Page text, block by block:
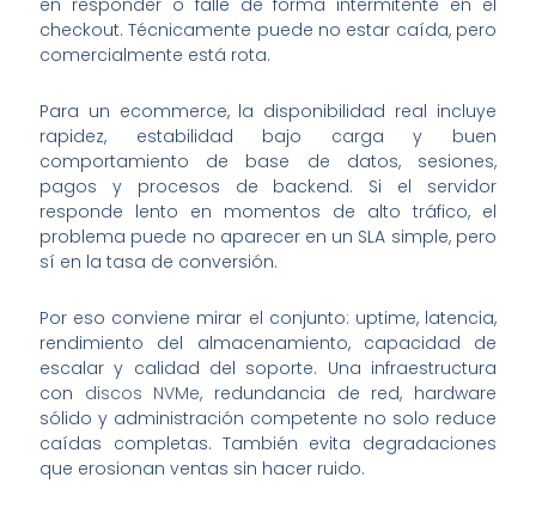
checkout. Técnicamente puede no estar caída, pero
comercialmente está rota.
Para un ecommerce, la disponibilidad real incluye
rapidez, estabilidad bajo carga y buen
comportamiento de base de datos, sesiones,
pagos y procesos de backend. Si el servidor
responde lento en momentos de alto tráfico, el
problema puede no aparecer en un SLA simple, pero
sí en la tasa de conversión.
Por eso conviene mirar el conjunto: uptime, latencia,
rendimiento del almacenamiento, capacidad de
escalar y calidad del soporte. Una infraestructura
con discos NVMe, redundancia de red, hardware
sólido y administración competente no solo reduce
caídas completas. También evita degradaciones
que erosionan ventas sin hacer ruido.